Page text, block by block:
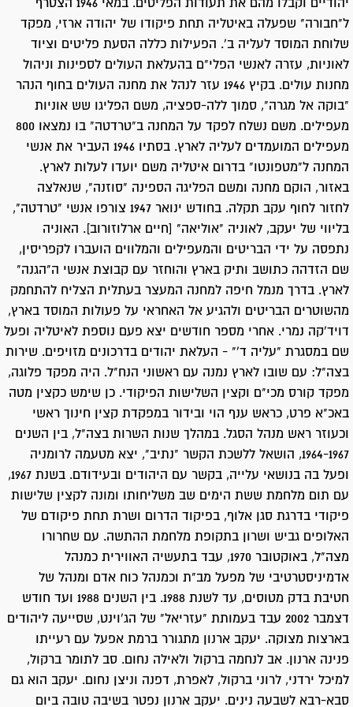
יהודיים וקבלו מהם את תעודות הפליטים. במאי 1946 הצטרף
ל"חבורה" שפעלה באיטליה תחת פיקודו של יהודה ארזי, מפקד
שלוחת המוסד לעליה ב'. הפעילות כללה הסעת פליטים וציוד
לאוניות, עזרה לאנשי הפלי"ם בהעלאת העולים לספינות וניהול
מחנות עולים. בקיץ 1946 עזר לנהל את מחנה העולים בחוף הנהר
"בוקה אל מגרה", סמוך ללה-ספציה, משם הפליגו שש אוניות
מעפילים. משם נשלח לפקד על המחנה ב"טרדטה" בו נמצאו 800
מעפילים המועמדים לעליה לארץ. בסתיו 1946 העביר את אנשי
המחנה ל"מטפונטו" בדרום איטליה משם יועדו לעלות לארץ.
באזור, הוקם מחנה ומשם הפליגה הספינה "סוזנה", שנאלצה
לחזור לחוף עקב תקלה. בחודש ינואר 1947 צורפו אנשי "טרדטה",
בליווי של יעקב, לאוניה "אוליאה" [חיים ארלוזורוב]. האוניה
נתפסה על ידי הבריטים והמעפילים והמלווים הועברו לקפריסין,
שם הזדהה כתושב ותיק בארץ והוחזר עם קבוצת אנשי ה"הגנה"
לארץ. בדרך מנמל חיפה למחנה המעצר בעתלית הצליח להתחמק
מהשוטרים הבריטים ולהגיע אל האחראי על פעולות המוסד בארץ,
דויד'קה נמרי. אחרי מספר חודשים יצא פעם נוספת לאיטליה ופעל
שם במסגרת "עליה ד'" - העלאת יהודים בדרכונים מזויפים. שירות
בצה"ל: עם שובו לארץ נמנה עם ראשוני הנח"ל. היה מפקד פלוגה,
מפקד קורס מכי"ם וקצין השלישות הפיקודי. כן שימש כקצין מטה
באכ"א פרט, כראש ענף הוי ובידור במפקדת קצין חינוך ראשי
וכעוזר ראש מנהל הסגל. במהלך שנות השרות בצה"ל, בין השנים
1964-1967, הושאל ללשכת הקשר "נתיב", יצא מטעמה לרומניה
ופעל בה בנושאי עלייה, בקשר עם היהודים ובעידודם. בשנת 1967,
עם תום מלחמת ששת הימים שב משליחותו ומונה לקצין שלישות
פיקודי בדרגת סגן אלוף, בפיקוד הדרום ושרת תחת פיקודם של
האלופים גביש ושרון בתקופת מלחמת ההתשה. עם שחרורו
מצה"ל, באוקטובר 1970, עבד בתעשיה האווירית כמנהל
אדמיניסטרטיבי של מפעל מב"ת וכמנהל כוח אדם ומנהל של
חטיבת בדק מטוסים, עד לשנת 1988. בין השנים 1988 ועד חודש
דצמבר 2002 עבד בעמותת "עזריאל" של הג'וינט, שסייעה ליהודים
בארצות מצוקה. יעקב ארנון מתגורר ברמת אפעל עם רעייתו
פנינה ארנון. אב לנחמה ברקול ולאילה נחום. סב לתומר ברקול,
למיכל ירדני, לרוני ברקול, לאפרת, דפנה וניצן נחום. יעקב הוא גם
סבא-רבא לשבעה נינים. יעקב ארנון נפטר בשיבה טובה ביום